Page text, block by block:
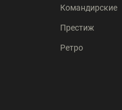
Командирские
Престиж
Ретро